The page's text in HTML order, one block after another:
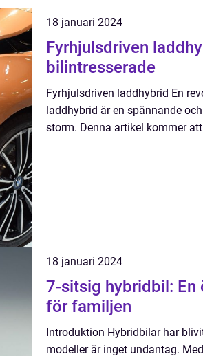
18 januari 2024
Fyrhjulsdriven
bilintresserade
Fyrhjulsdriven laddhybrid En
laddhybrid är en spännande
storm. Denna artikel kommer
18 januari 2024
7-sitsig hybridbil: En
för familjen
Introduktion Hybridbilar har
modeller är inget undantag.